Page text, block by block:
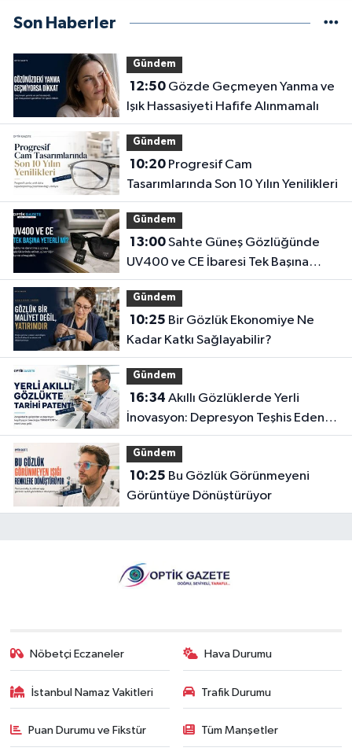
Son Haberler
Gündem
12:50Gözde Geçmeyen Yanma ve
Işık Hassasiyeti Hafife Alınmamalı
Gündem
10:20Progresif Cam
Tasarımlarında Son 10 Yılın Yenilikleri
Gündem
13:00Sahte Güneş Gözlüğünde
UV400 ve CE İbaresi Tek Başına
Yeterli mi?
Gündem
10:25
Kadar Katkı Sağlayabilir?
Gündem
16:34
İnovasyon: Depresyon Teşhis Eden
Gözlüğe Türkpatent Onayı
Gündem
10:25
Görüntüye Dönüştürüyor
Nöbetçi Eczaneler Hava Durumu
İstanbul Namaz Vakitleri Trafik Durumu
Puan Durumu ve Fikstür Tüm Manşetler